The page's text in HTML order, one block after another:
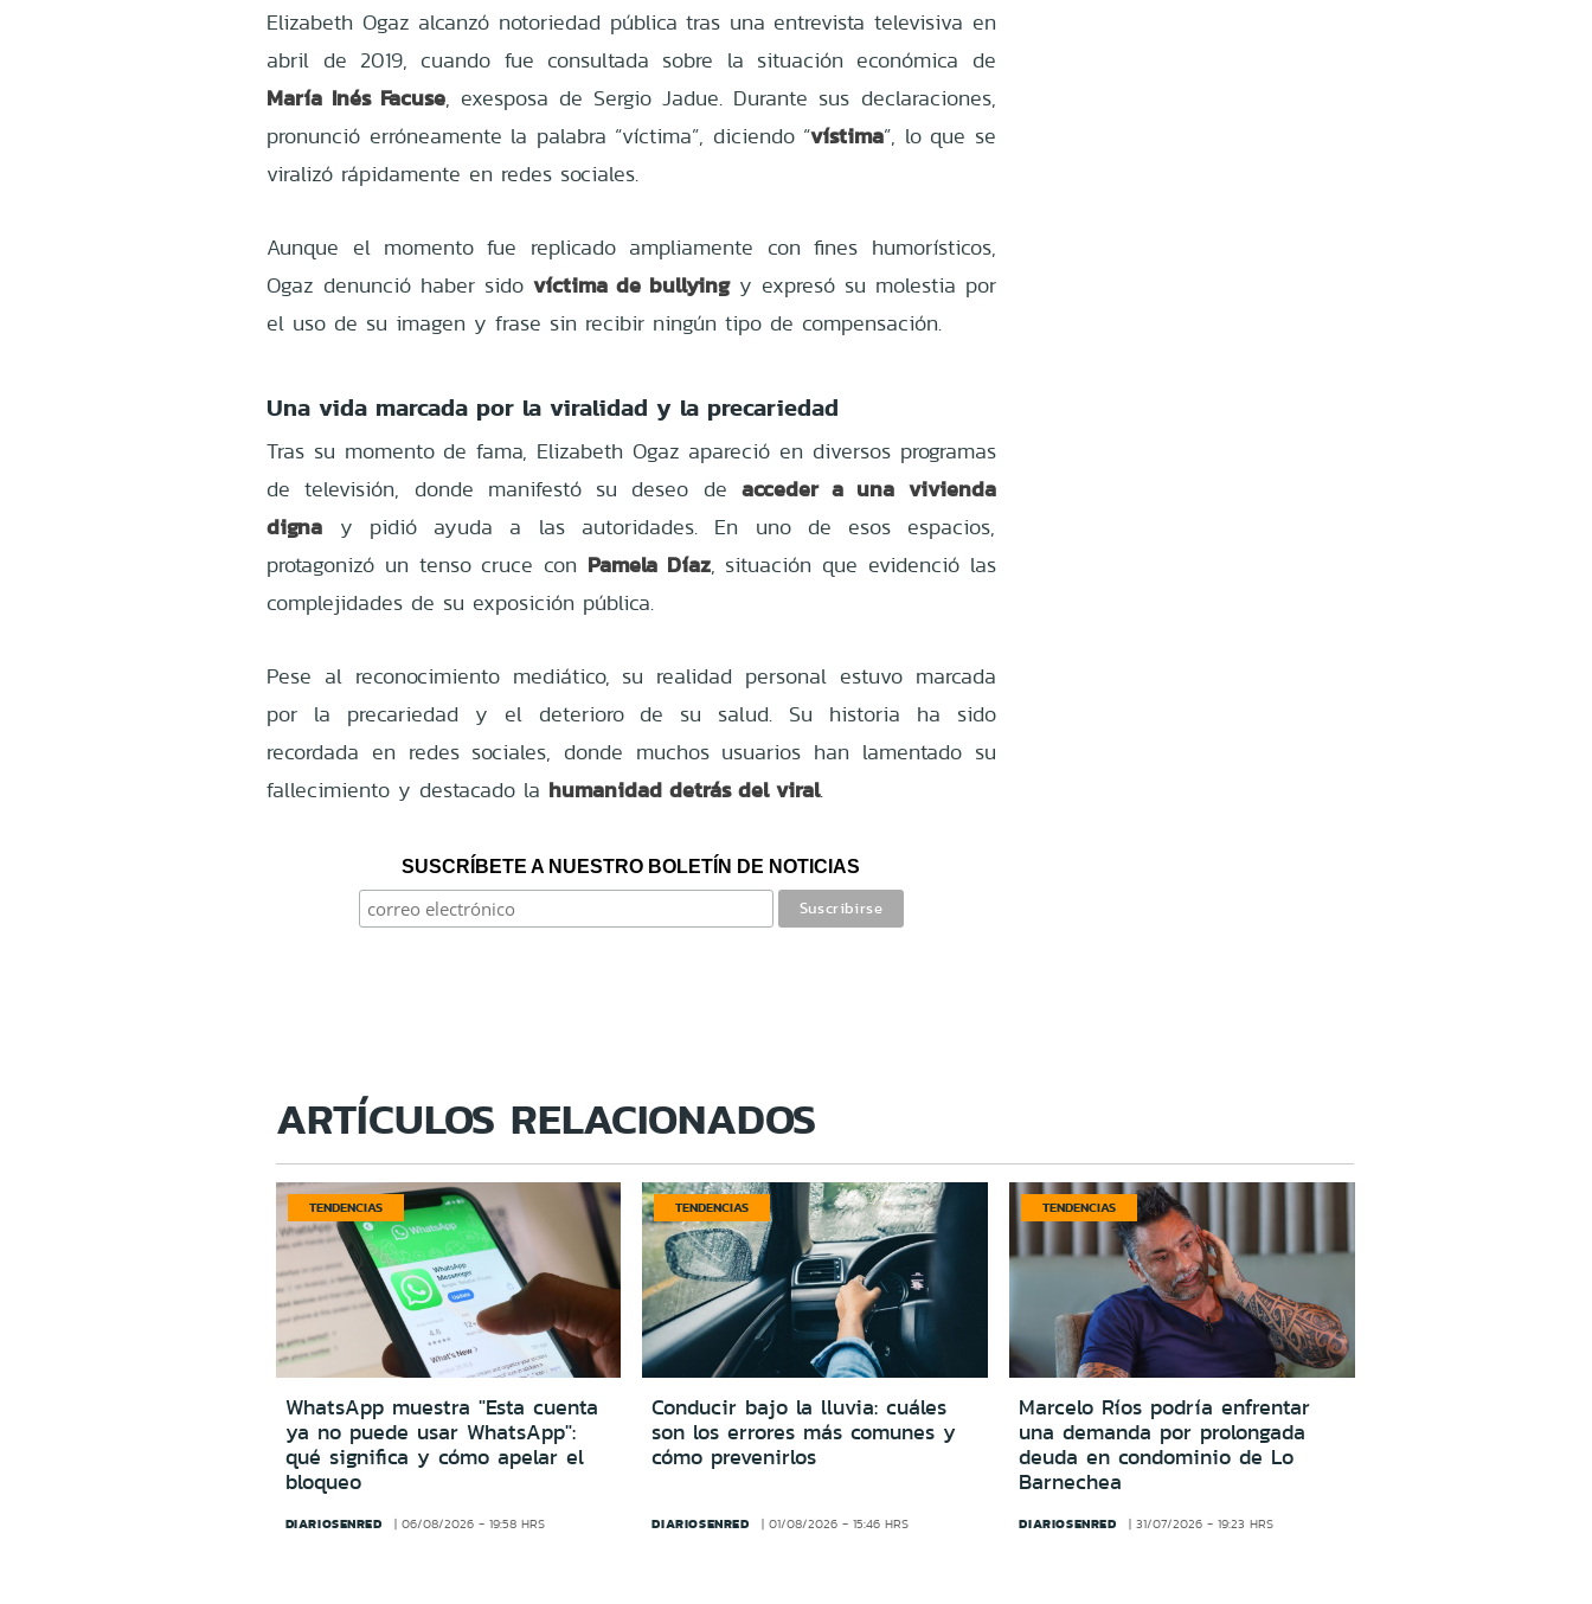
Elizabeth Ogaz alcanzó notoriedad pública tras una entrevista televisiva en
abril de 2019, cuando fue consultada sobre la situación económica de
María Inés Facuse, exesposa de Sergio Jadue. Durante sus declaraciones,
pronunció erróneamente la palabra “víctima”, diciendo “vístima”, lo que se
viralizó rápidamente en redes sociales.
Aunque el momento fue replicado ampliamente con fines humorísticos,
Ogaz denunció haber sido víctima de bullyingy expresó su molestia por
el uso de su imagen y frase sin recibir ningún tipo de compensación.
Una vida marcada por la viralidad y la precariedad
Tras su momento de fama, Elizabeth Ogaz apareció en diversos programas
de televisión, donde manifestó su deseo de acceder a una vivienda
digna y pidió ayuda a las autoridades. En uno de esos espacios,
protagonizó un tenso cruce con Pamela Díaz, situación que evidenció las
complejidades de su exposición pública.
Pese al reconocimiento mediático, su realidad personal estuvo marcada
por la precariedad y el deterioro de su salud. Su historia ha sido
recordada en redes sociales, donde muchos usuarios han lamentado su
fallecimiento y destacado la humanidad detrás del viral.
SUSCRÍBETE A NUESTRO BOLETÍN DE NOTICIAS
ARTÍCULOS RELACIONADOS
TENDENCIAS
WhatsApp muestra "Esta cuenta
ya no puede usar WhatsApp":
qué significa y cómo apelar el
bloqueo
DIARIOSENRED 06/08/2026 - 19:58 HRS
TENDENCIAS
Conducir bajo la lluvia: cuáles
son los errores más comunes y
cómo prevenirlos
DIARIOSENRED 01/08/2026 - 15:46 HRS
TENDENCIAS
Marcelo Ríos podría enfrentar
una demanda por prolongada
deuda en condominio de Lo
Barnechea
DIARIOSENRED 31/07/2026 - 19:23 HRS